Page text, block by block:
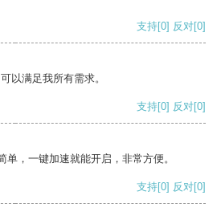
支持[0] 反对[0]
以满足我所有需求。
支持[0] 反对[0]
单，一键加速就能开启，非常方便。
支持[0] 反对[0]